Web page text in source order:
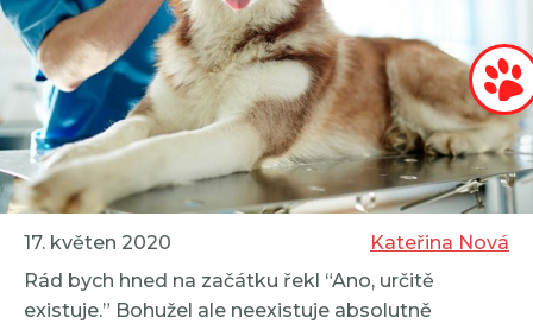
17. květen 2020
Kateřina Nová
Rád bych hned na začátku řekl “Ano, určitě
existuje.” Bohužel ale neexistuje absolutně